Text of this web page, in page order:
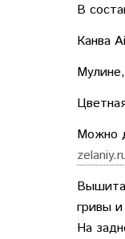
В
Канва
Можно
гривы
На